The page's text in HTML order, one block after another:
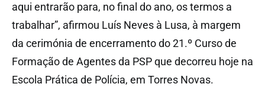
aqui entrarão para, no final do ano, os termos a
trabalhar”, afirmou Luís Neves à Lusa, à margem
da cerimónia de encerramento do 21.º Curso de
Formação de Agentes da PSP que decorreu hoje na
Escola Prática de Polícia, em Torres Novas.